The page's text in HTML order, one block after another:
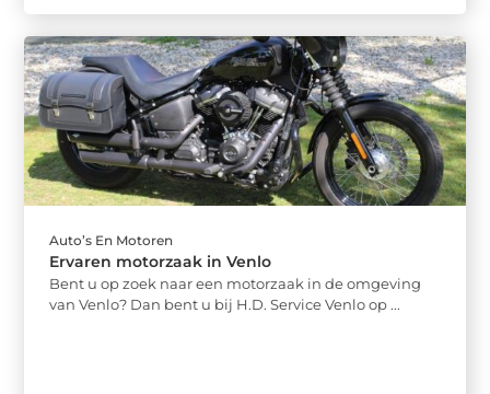
Auto’s En Motoren
Ervaren motorzaak in Venlo
Bent u op zoek naar een motorzaak in de omgeving
van Venlo? Dan bent u bij H.D. Service Venlo op ...